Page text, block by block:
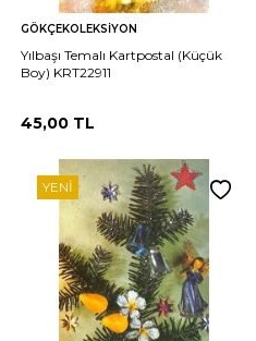
GÖKÇEKOLEKSIYON
Yılbaşı Temalı Kartpostal (Küçük
Boy) KRT22911
45,00 TL
YENI